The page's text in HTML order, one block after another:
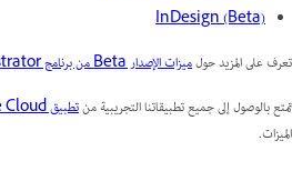
InDesign (Beta)
تعرف على المزيد حولميزات الإصدار Beta من برنامج Illustrator على سطح المكتب
تمتع بالوصول إلى جميع تطبيقاتنا التجريبية منتطبيق Creative Cloud
الميزات.